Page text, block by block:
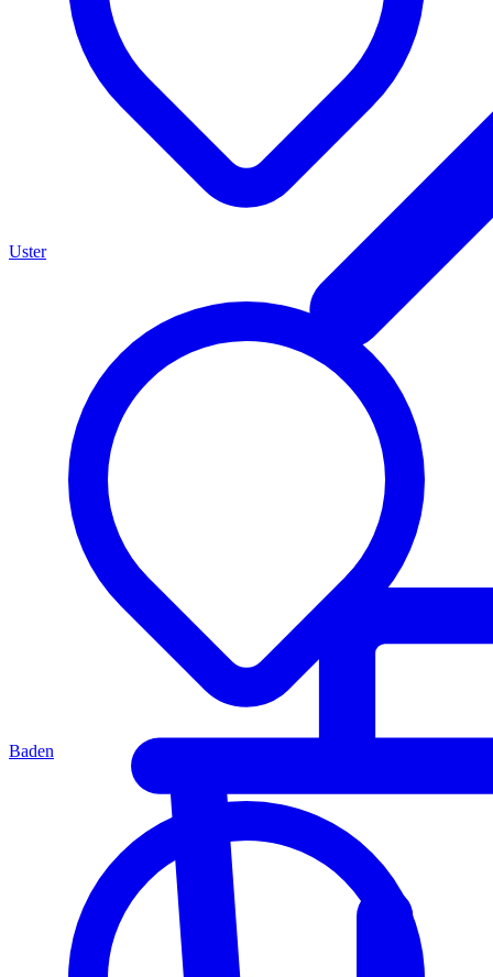
Uster
Baden